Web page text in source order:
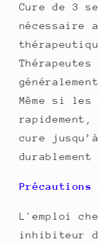
Cure de 3
nécessaire
Même si les
cure
L'emploi
inhibiteur